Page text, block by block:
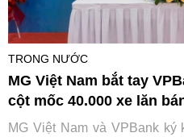
TRONG NƯỚC
MG Việt Nam bắt tay
cột mốc 40.000 xe lăn
MG Việt Nam và VPBank